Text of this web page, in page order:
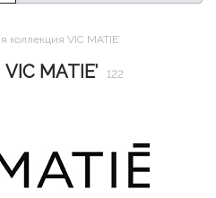
коллекция VIC MATIE’
MATIE’ 122